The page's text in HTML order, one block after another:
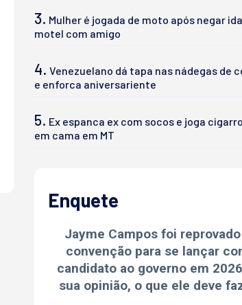
3. Mulher é jogada de moto após negar
motel com amigo
4. Venezuelano dá tapa nas nádegas de
e enforca aniversariente
5. Ex espanca ex com socos e joga
em cama em MT
Enquete
Jayme Campos foi
convenção para se lançar
candidato ao governo em
sua opinião, o que ele deve